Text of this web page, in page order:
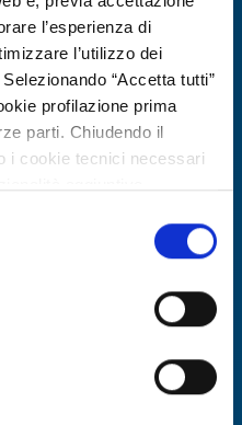
l’esperienza di
l’utilizzo dei
“Accetta tutti”
profilazione prima
parti. Chiudendo il
i cookie tecnici necessari
la nostra cookie policy.
it/co
it/pr
per edilizia